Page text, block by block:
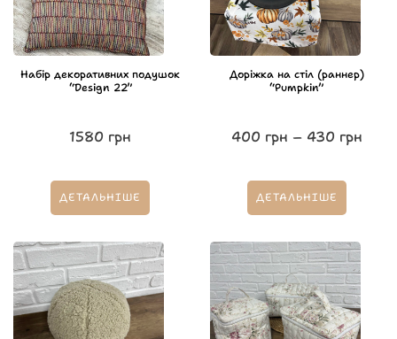
Набір декоративних подушок
“Design 22”
1580 грн
ДЕТАЛЬНІШЕ
Доріжка на стіл (раннер)
“Pumpkin”
400 грн – 430 грн
ДЕТАЛЬНІШЕ